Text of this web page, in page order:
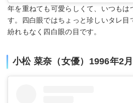
年を重ねても可愛らしくて、いつも
す。四白眼ではちょっと珍しいタレ
紛れもなく四白眼の目です。
小松 菜奈（女優）1996年2